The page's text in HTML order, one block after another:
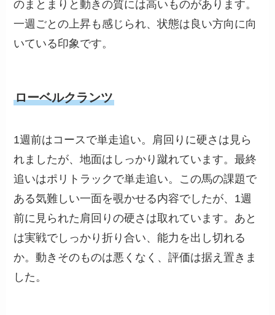
のまとまりと動きの質には高いものがあります。
一週ごとの上昇も感じられ、状態は良い方向に向
いている印象です。
ローベルクランツ
1週前はコースで単走追い。肩回りに硬さは見ら
れましたが、地面はしっかり蹴れています。最終
追いはポリトラックで単走追い。この馬の課題で
ある気難しい一面を覗かせる内容でしたが、1週
前に見られた肩回りの硬さは取れています。あと
は実戦でしっかり折り合い、能力を出し切れる
か。動きそのものは悪くなく、評価は据え置きま
した。